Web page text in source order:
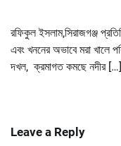
রফিকুল ইসলাম,সিরাজগঞ্জ
এবং খননের অভাবে মরা খালে
দখল, ক্রমাগত কমছে নদীর […]
Leave a Reply